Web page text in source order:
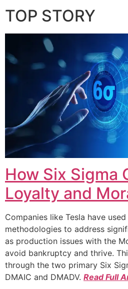
TOP STORY
How Six Sigma
Loyalty and
Companies like Tesla have
methodologies to address
as production issues with the
avoid bankruptcy and thrive.
through the two primary Six
DMAIC and DMADV. Read Full